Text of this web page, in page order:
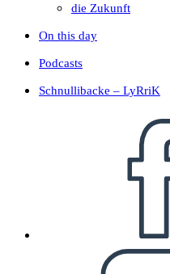
die Zukunft
On this day
Podcasts
Schnullibacke – LyRriK